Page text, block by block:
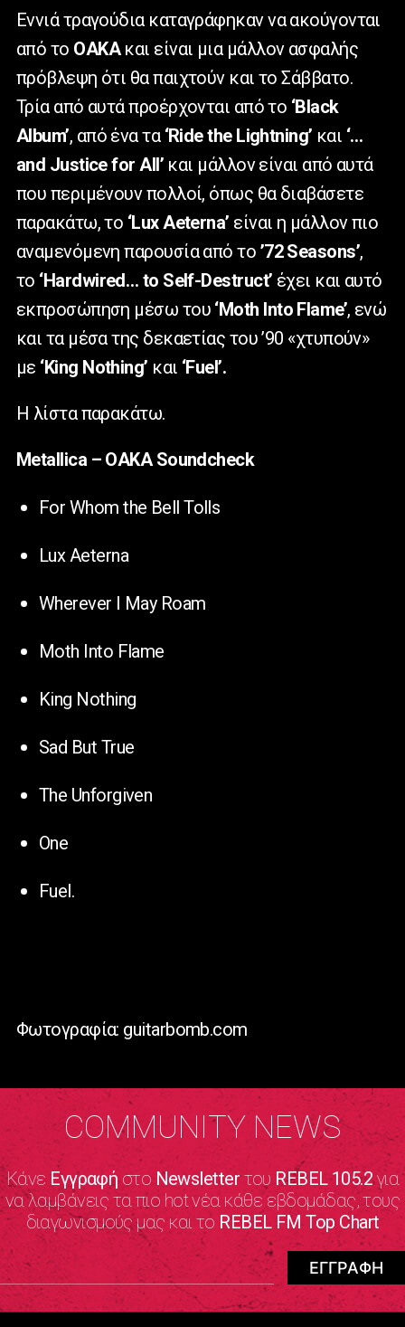
Εννιά τραγούδια καταγράφηκαν να ακούγονται
από το ΟΑΚΑ και είναι μια μάλλον ασφαλής
πρόβλεψη ότι θα παιχτούν και το Σάββατο.
Τρία από αυτά προέρχονται από το ‘Black
Album’, από ένα τα ‘Ride the Lightning’ και ‘…
and Justice for All’ και μάλλον είναι από αυτά
που περιμένουν πολλοί, όπως θα διαβάσετε
παρακάτω, το ‘Lux Aeterna’ είναι η μάλλον πιο
αναμενόμενη παρουσία από το ’72 Seasons’,
το ‘Hardwired… to Self-Destruct’ έχει και αυτό
εκπροσώπηση μέσω του ‘Moth Into Flame’, ενώ
και τα μέσα της δεκαετίας του ’90 «χτυπούν»
με ‘King Nothing’ και ‘Fuel’.
Η λίστα παρακάτω.
Metallica – ΟΑΚΑ Soundcheck
For Whom the Bell Tolls
Lux Aeterna
Wherever I May Roam
Moth Into Flame
King Nothing
Sad But True
The Unforgiven
One
Fuel.
Φωτογραφία: guitarbomb.com
COMMUNITY NEWS
Κάνε Εγγραφήστο NewsletterτουREBEL 105.2για
να λαμβάνεις τα πιο hot νέα κάθε εβδομάδας, τους
διαγωνισμούς μας και το REBEL FM Top Chart